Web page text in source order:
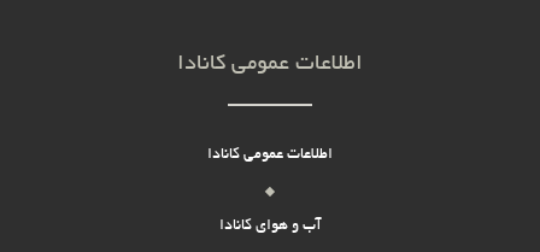
اطلاعات عمومی کانادا
اطلاعات عمومی کانادا
آب و هوای کانادا